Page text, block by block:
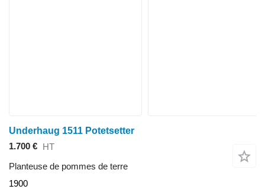
Underhaug 1511 Potetsetter
1.700 € HT
Planteuse de pommes de terre
1900